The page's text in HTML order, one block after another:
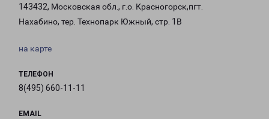
143432, Московская обл., г.о. Красногорск,пгт.
Нахабино, тер. Технопарк Южный, стр. 1В
на карте
ТЕЛЕФОН
8(495) 660-11-11
EMAIL